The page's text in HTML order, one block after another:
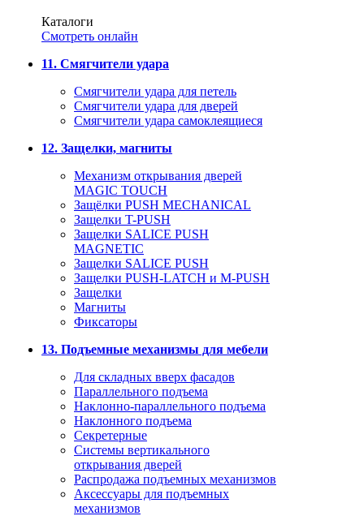
Каталоги
Смотреть онлайн
11. Смягчители удара
Смягчители удара для петель
Смягчители удара для дверей
Cмягчители удара самоклеящиеся
12. Защелки, магниты
Механизм открывания дверей
MAGIC TOUCH
Защёлки PUSH MECHANICAL
Защелки T-PUSH
Защелки SALICE PUSH
MAGNETIC
Защелки SALICE PUSH
Защелки PUSH-LATCH и M-PUSH
Защелки
Магниты
Фиксаторы
13. Подъемные механизмы для мебели
Для складных вверх фасадов
Параллельного подъема
Наклонно-параллельного подъема
Наклонного подъема
Секретерные
Системы вертикального
открывания дверей
Распродажа подъемных механизмов
Аксессуары для подъемных
механизмов